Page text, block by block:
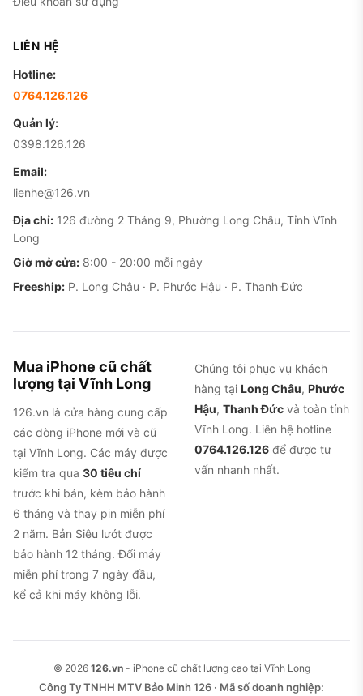
LIÊN HỆ
Hotline:
0764.126.126
Quản lý:
0398.126.126
Email:
lienhe@126.vn
Địa chỉ: 126 đường 2 Tháng 9, Phường Long Châu, Tỉnh Vĩnh
Long
Giờ mở cửa: 8:00 - 20:00 mỗi ngày
Freeship: P. Long Châu · P. Phước Hậu · P. Thanh Đức
Mua iPhone cũ chất
lượng tại Vĩnh Long
126.vn là cửa hàng cung cấp
các dòng iPhone mới và cũ
tại Vĩnh Long. Các máy được
kiểm tra qua 30 tiêu chí
trước khi bán, kèm bảo hành
6 tháng và thay pin miễn phí
2 năm. Bản Siêu lướt được
bảo hành 12 tháng. Đổi máy
miễn phí trong 7 ngày đầu,
kể cả khi máy không lỗi.
Chúng tôi phục vụ khách
hàng tại Long Châu, Phước
Hậu, Thanh Đức và toàn tỉnh
Vĩnh Long. Liên hệ hotline
0764.126.126 để được tư
vấn nhanh nhất.
© 2026 126.vn- iPhone cũ chất lượng cao tại Vĩnh Long
Công Ty TNHH MTV Bảo Minh 126 · Mã số doanh nghiệp: